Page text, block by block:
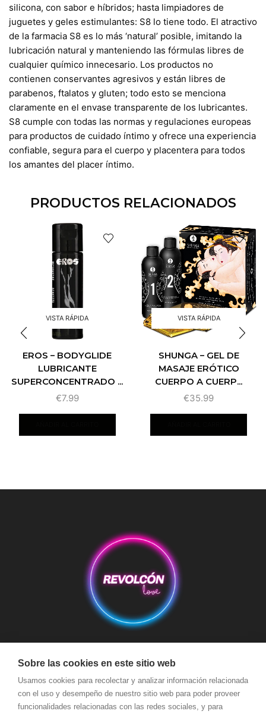
silicona, con sabor e híbridos; hasta limpiadores de
juguetes y geles estimulantes: S8 lo tiene todo. El atractivo
de la farmacia S8 es lo más ‘natural’ posible, imitando la
lubricación natural y manteniendo las fórmulas libres de
cualquier químico innecesario. Los productos no
contienen conservantes agresivos y están libres de
parabenos, ftalatos y gluten; todo esto se menciona
claramente en el envase transparente de los lubricantes.
S8 cumple con todas las normas y regulaciones europeas
para productos de cuidado íntimo y ofrece una experiencia
confiable, segura para el cuerpo y placentera para todos
los amantes del placer íntimo.
PRODUCTOS RELACIONADOS
VISTA RÁPIDA
EROS – BODYGLIDE
LUBRICANTE
SUPERCONCENTRADO ...
€7.99
VISTA RÁPIDA
SHUNGA – GEL DE
MASAJE ERÓTICO
CUERPO A CUERP...
€35.99
Aviso Legal Condiciones de Compra
Condiciones de Envío
Política de devoluciones y reembolsos
Política de Cookies
Política de Privacidad
Términos y Condiciones de Uso
Sobre las cookies en este sitio web
Usamos cookies para recolectar y analizar información relacionada
con el uso y desempeño de nuestro sitio web para poder proveer
funcionalidades relacionadas con las redes sociales, y para